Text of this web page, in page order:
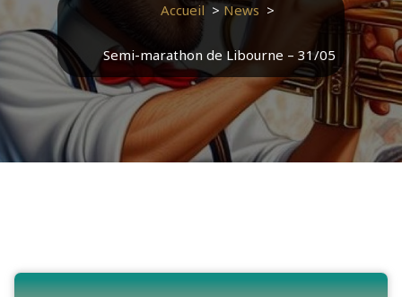
Accueil> News >
Semi-marathon de Libourne – 31/05